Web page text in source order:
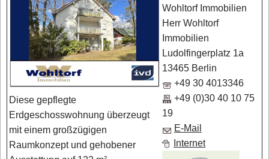
Wohltorf Immobilien
Herr Wohltorf
Immobilien
Ludolfingerplatz 1a
13465 Berlin
+49 30 4013346
+49 (0)30 40 10 75
19
E-Mail
Internet
Diese gepflegte
Erdgeschosswohnung überzeugt
mit einem großzügigen
Raumkonzept und gehobener